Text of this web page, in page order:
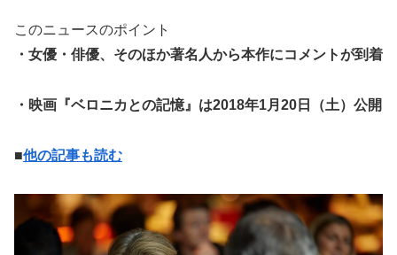
このニュースのポイント
・女優・俳優、そのほか著名人から本作にコメントが到着
・映画『ベロニカとの記憶』は2018年1月20日（土）公開
■他の記事も読む